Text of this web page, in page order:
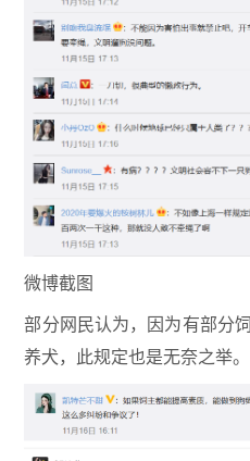
微博截图
部分网民认为，因为有部分
养犬，此规定也是无奈之举。